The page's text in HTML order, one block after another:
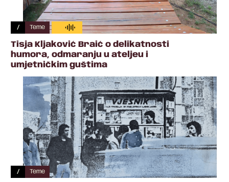
/ Teme
Tisja Kljaković Braić o delikatnosti
humora, odmaranju u ateljeu i
umjetničkim guštima
/ Teme